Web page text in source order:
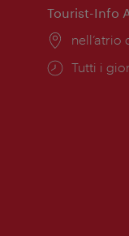
Tourist-Info
nell’atrio
Orari
Tutti i